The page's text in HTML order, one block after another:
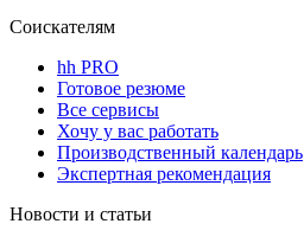
Соискателям
hh PRO
Готовое резюме
Все сервисы
Хочу у вас работать
Производственный календарь
Экспертная рекомендация
Новости и статьи